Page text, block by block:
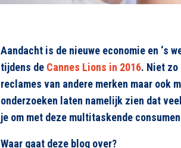
Aandacht is de nieuwe economie en ‘s
tijdens de Cannes Lions in 2016. Niet
reclames van andere merken maar ook
onderzoeken laten namelijk zien dat
je om met deze multitaskende
Waar gaat deze blog over?